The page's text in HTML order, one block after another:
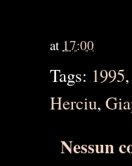
at 17:00
Tags: 1995
Herciu,
Nessun